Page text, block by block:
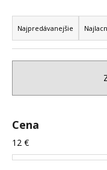
R
a
d
e
i
p
r
o
Najpredávanejšie
Cena
12 €
j
s
ť
?